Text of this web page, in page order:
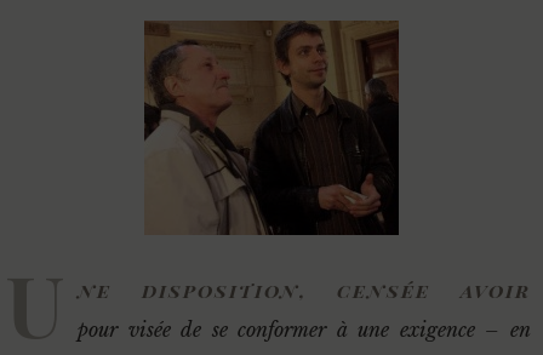
ne disposition, censée avoir
pour visée de se conformer à une exigence–en